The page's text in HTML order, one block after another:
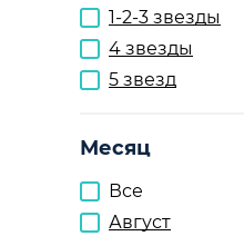
1-2-3 звезды
4 звезды
5 звезд
Месяц
Все
Август